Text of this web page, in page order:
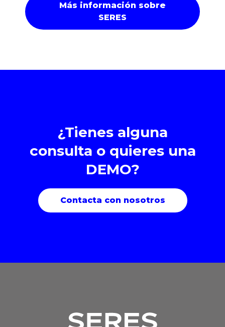
Más información sobre
SERES
¿Tienes alguna
consulta o quieres una
DEMO?
Contacta con nosotros